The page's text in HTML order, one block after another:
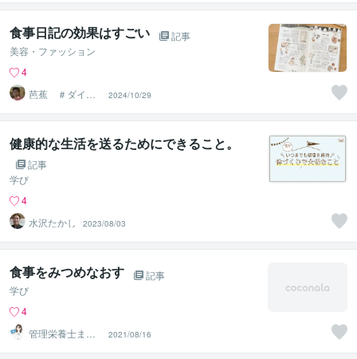
食事日記の効果はすごい
記事
美容・ファッション
4
芭蕉 ＃ダイエ
ットプロデュー
サー
2024/10/29
健康的な生活を送るためにできること。
記事
学び
4
水沢たかし
2023/08/03
食事をみつめなおす
記事
学び
4
管理栄養士まこ
っちゃん
2021/08/16